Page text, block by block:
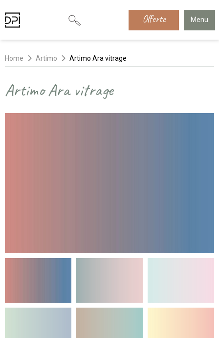
Offerte Menu
Home Artimo Artimo Ara vitrage
Artimo Ara vitrage